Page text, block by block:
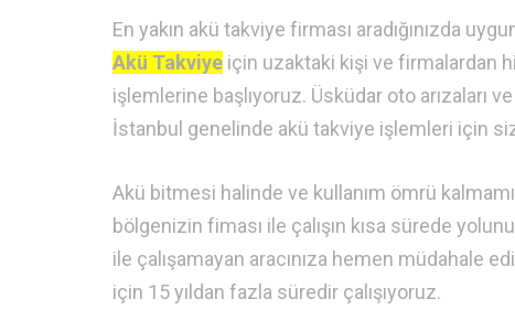
En yakın akü takviye firması aradığınızda
Akü Takviye için uzaktaki kişi ve firmalardan
işlemlerine başlıyoruz. Üsküdar oto arızaları
İstanbul genelinde akü takviye işlemleri için
Akü bitmesi halinde ve kullanım ömrü
bölgenizin fiması ile çalışın kısa sürede
ile çalışamayan aracınıza hemen müdahale
için 15 yıldan fazla süredir çalışıyoruz.